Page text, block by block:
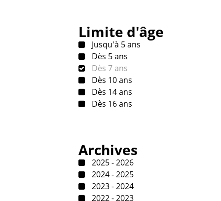
Limite d'âge
Jusqu'à 5 ans
Dès 5 ans
Dès 7 ans
Dès 10 ans
Dès 14 ans
Dès 16 ans
Archives
2025 - 2026
2024 - 2025
2023 - 2024
2022 - 2023